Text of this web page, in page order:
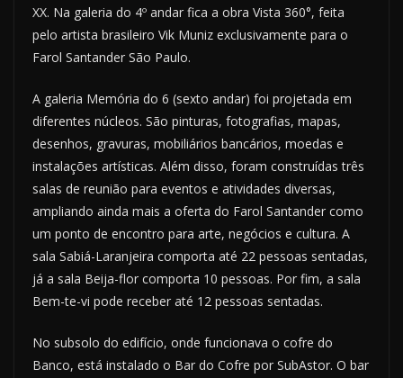
XX. Na galeria do 4º andar fica a obra Vista 360°, feita
pelo artista brasileiro Vik Muniz exclusivamente para o
Farol Santander São Paulo.
A galeria Memória do 6 (sexto andar) foi projetada em
diferentes núcleos. São pinturas, fotografias, mapas,
desenhos, gravuras, mobiliários bancários, moedas e
instalações artísticas. Além disso, foram construídas três
salas de reunião para eventos e atividades diversas,
ampliando ainda mais a oferta do Farol Santander como
um ponto de encontro para arte, negócios e cultura. A
sala Sabiá-Laranjeira comporta até 22 pessoas sentadas,
já a sala Beija-flor comporta 10 pessoas. Por fim, a sala
Bem-te-vi pode receber até 12 pessoas sentadas.
No subsolo do edifício, onde funcionava o cofre do
Banco, está instalado o Bar do Cofre por SubAstor. O bar